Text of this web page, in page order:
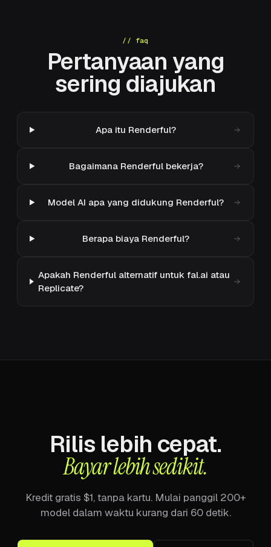
// faq
Pertanyaan yang
sering diajukan
Apa itu Renderful?
Bagaimana Renderful bekerja?
Model AI apa yang didukung Renderful?
Berapa biaya Renderful?
Apakah Renderful alternatif untuk fal.ai atau
Replicate?
Rilis lebih cepat.
Bayar lebih sedikit.
Kredit gratis $1, tanpa kartu. Mulai panggil 200+
model dalam waktu kurang dari 60 detik.